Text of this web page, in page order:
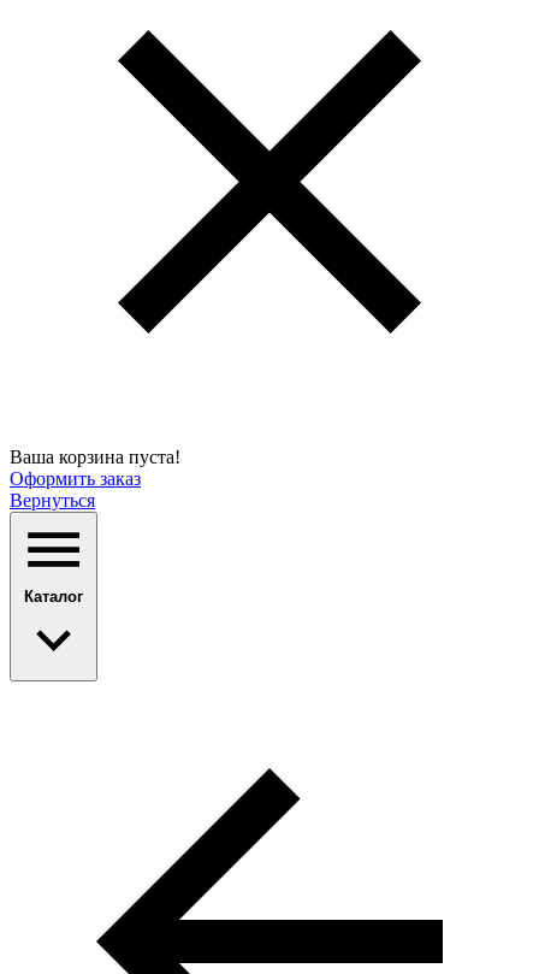
Ваша корзина пуста!
Оформить заказ
Вернуться
Каталог